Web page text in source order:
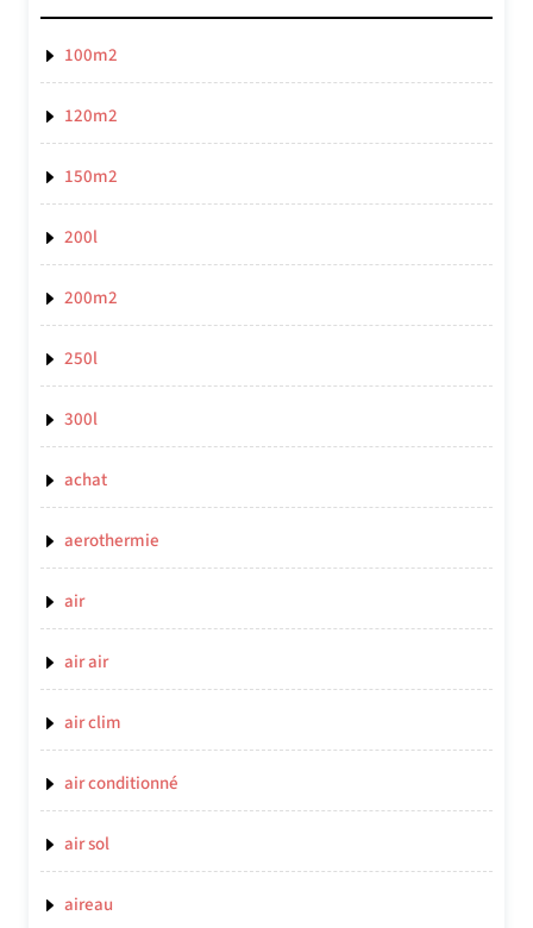
100m2
120m2
150m2
200l
200m2
250l
300l
achat
aerothermie
air
air air
air clim
air conditionné
air sol
aireau